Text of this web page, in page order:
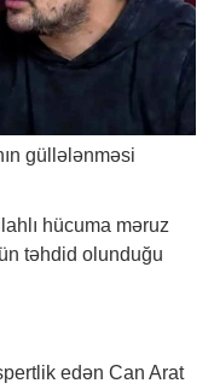
güllələnməsi
hücuma məruz
təhdid olunduğu
edən Can Arat